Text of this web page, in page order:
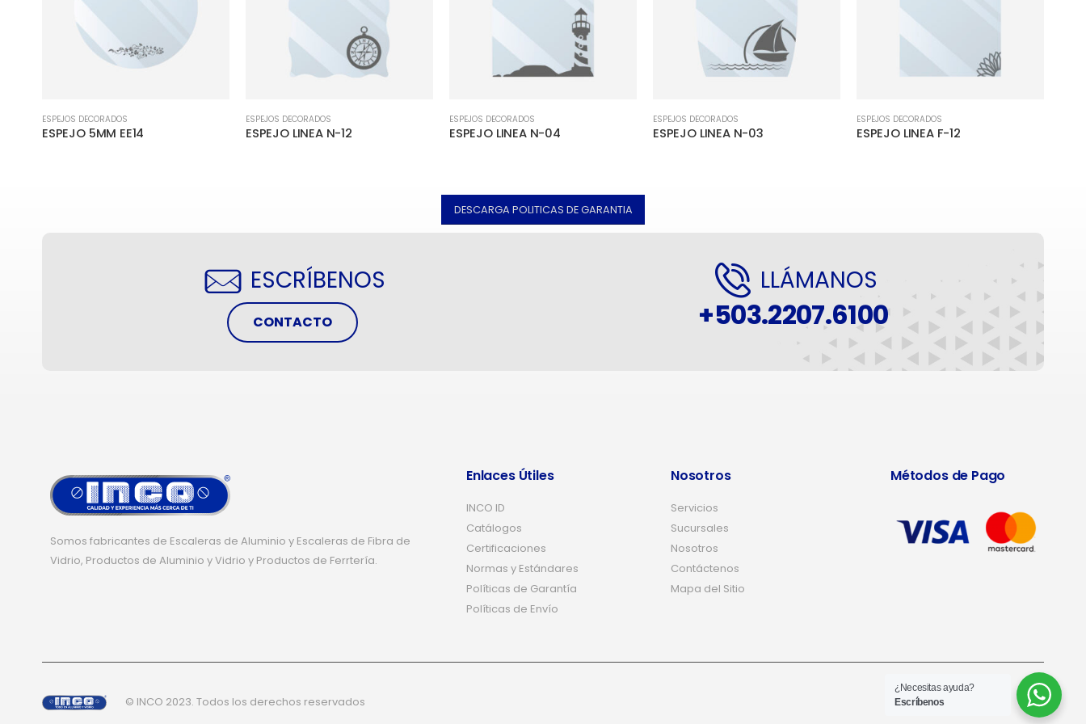
ESPEJOS DECORADOS
ESPEJO 5MM EE14
ESPEJOS DECORADOS
ESPEJO LINEA N-12
ESPEJOS DECORADOS
ESPEJO LINEA N-04
ESPEJOS DECORADOS
ESPEJO LINEA N-03
ESPEJOS DECORADOS
ESPEJO LINEA F-12
DESCARGA POLITICAS DE GARANTIA
ESCRÍBENOS
CONTACTO
LLÁMANOS
+503.2207.6100
Somos fabricantes de Escaleras de Aluminio y Escaleras de Fibra de
Vidrio, Productos de Aluminio y Vidrio y Productos de Ferrtería.
Enlaces Útiles
INCO ID
Catálogos
Certificaciones
Normas y Estándares
Políticas de Garantía
Políticas de Envío
Nosotros
Servicios
Sucursales
Nosotros
Contáctenos
Mapa del Sitio
Métodos de Pago
© INCO 2023. Todos los derechos reservados
¿Necesitas ayuda?
Escríbenos